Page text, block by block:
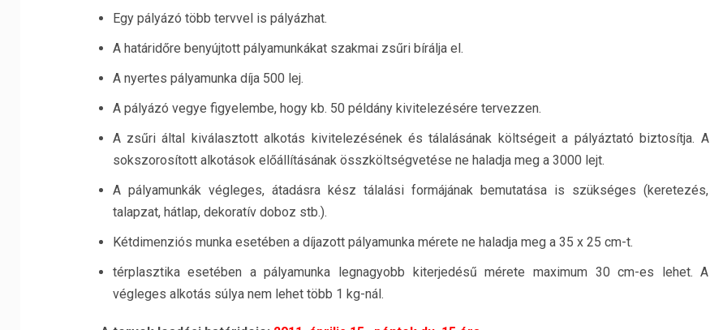
Egy pályázó több tervvel is pályázhat.
A határidőre benyújtott pályamunkákat szakmai zsűri bírálja el.
A nyertes pályamunka díja 500 lej.
A pályázó vegye figyelembe, hogy kb. 50 példány kivitelezésére tervezzen.
A zsűri által kiválasztott alkotás kivitelezésének és tálalásának költségeit a pályáztató biztosítja. A
sokszorosított alkotások előállításának összköltségvetése ne haladja meg a 3000 lejt.
A pályamunkák végleges, átadásra kész tálalási formájának bemutatása is szükséges (keretezés,
talapzat, hátlap, dekoratív doboz stb.).
Kétdimenziós munka esetében a díjazott pályamunka mérete ne haladja meg a 35 x 25 cm-t.
térplasztika esetében a pályamunka legnagyobb kiterjedésű mérete maximum 30 cm-es lehet. A
végleges alkotás súlya nem lehet több 1 kg-nál.